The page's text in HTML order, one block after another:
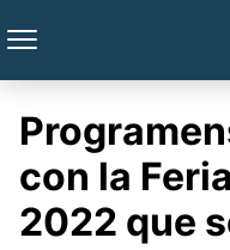
con la
2022 que